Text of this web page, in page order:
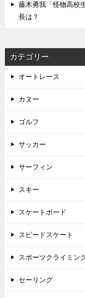
藤木勇我「怪物高校
長は？
カテゴリー
オートレース
カヌー
ゴルフ
サッカー
サーフィン
スキー
スケートボード
スピードスケート
スポーツクライミン
セーリング